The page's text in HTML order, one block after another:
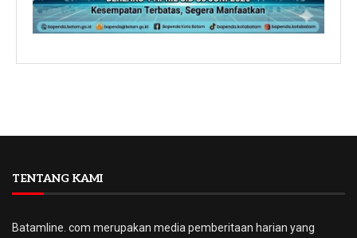
TENTANG KAMI
Batamline. com merupakan media pemberitaan harian yang